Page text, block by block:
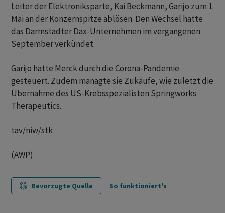
Leiter der Elektroniksparte, Kai Beckmann, Garijo zum 1.
Mai an der Konzernspitze ablösen. Den Wechsel hatte
das Darmstädter Dax-Unternehmen im vergangenen
September verkündet.
Garijo hatte Merck durch die Corona-Pandemie
gesteuert. Zudem managte sie Zukäufe, wie zuletzt die
Übernahme des US-Krebsspezialisten Springworks
Therapeutics.
tav/niw/stk
(AWP)
Bevorzugte Quelle So funktioniert's